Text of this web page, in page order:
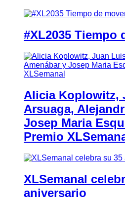
#XL2035 Tiempo
Alicia Koplowitz,
Arsuaga,
Josep Maria
Premio
XLSemanal
aniversario